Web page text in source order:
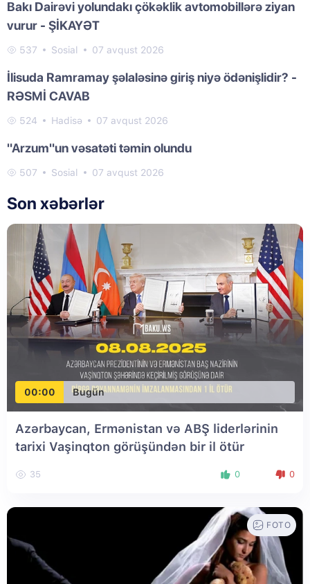
Bakı Dairəvi yolundakı çökəklik avtomobillərə ziyan
vurur - ŞİKAYƏT
537 Sosial 07 avqust 2026
İlisuda Ramramay şəlaləsinə giriş niyə ödənişlidir? -
RƏSMİ CAVAB
524 Hadisə 07 avqust 2026
"Arzum"un vəsatəti təmin olundu
507 Sosial 07 avqust 2026
Son xəbərlər
00:00 Bugün
Azərbaycan, Ermənistan və ABŞ liderlərinin
tarixi Vaşinqton görüşündən bir il ötür
35 0 0
FOTO